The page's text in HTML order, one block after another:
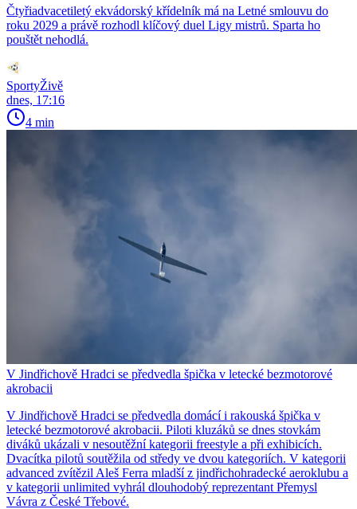
Čtyřiadvacetiletý ekvádorský křídelník má na Letné smlouvu do
roku 2029 a právě rozhodl klíčový duel Ligy mistrů. Sparta ho
pouštět nehodlá.
SportyŽivě
dnes, 17:16
4 min
V Jindřichově Hradci se předvedla špička v letecké bezmotorové
akrobacii
V Jindřichově Hradci se předvedla domácí i rakouská špička v
letecké bezmotorové akrobacii. Piloti kluzáků se dnes stovkám
diváků ukázali v nesoutěžní kategorii freestyle a při exhibicích.
Dvacítka pilotů soutěžila od středy ve dvou kategoriích. V kategorii
advanced zvítězil Aleš Ferra mladší z jindřichohradecké aeroklubu a
v kategorii unlimited vyhrál dlouhodobý reprezentant Přemysl
Vávra z České Třebové.